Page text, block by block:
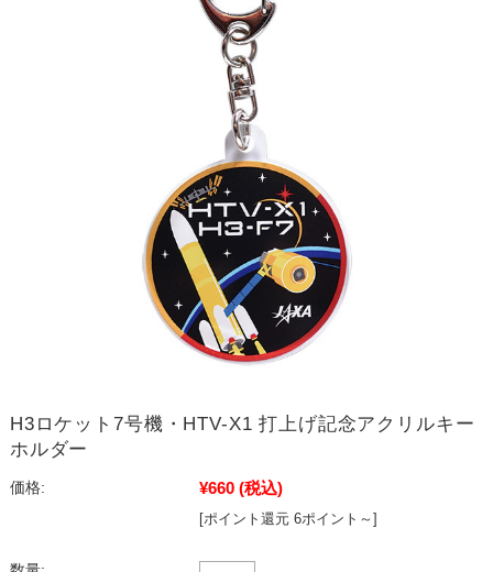
H3ロケット7号機・HTV-X1 打上げ記念アクリルキー
ホルダー
価格: ¥660 (税込)
[ポイント還元 6ポイント～]